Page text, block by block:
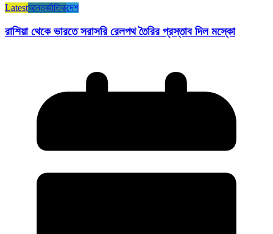
Latestআন্তর্জাতিকদেশ
রাশিয়া থেকে ভারতে সরাসরি রেলপথ তৈরির প্রস্তাব দিল মস্কো